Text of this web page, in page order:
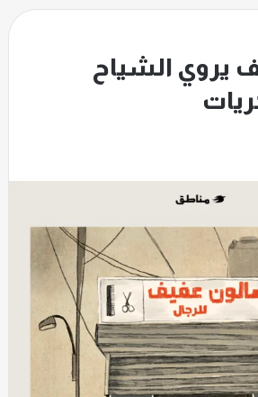
يروي الشياح